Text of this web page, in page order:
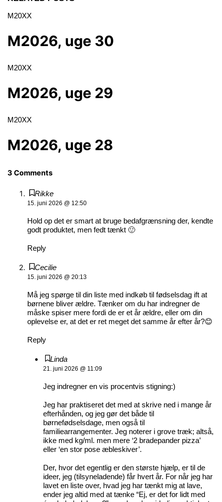
M20XX
M2026, uge 30
M20XX
M2026, uge 29
M20XX
M2026, uge 28
3 Comments
Rikke
15. juni 2026 @ 12:50
Hold op det er smart at bruge bedafgrænsning der, kendte
godt produktet, men fedt tænkt 🙂
Reply
Cecilie
15. juni 2026 @ 20:13
Må jeg spørge til din liste med indkøb til fødselsdag ift at
børnene bliver ældre. Tænker om du har indregner de
måske spiser mere fordi de er et år ældre, eller om din
oplevelse er, at det er ret meget det samme år efter år?😊
Reply
Linda
21. juni 2026 @ 11:09
Jeg indregner en vis procentvis stigning:)
Jeg har praktiseret det med at skrive ned i mange år
efterhånden, og jeg gør det både til
børnefødselsdage, men også til
familiearrangementer. Jeg noterer i grove træk; altså,
ikke med kg/ml. men mere ‘2 bradepander pizza’
eller ‘en stor pose æbleskiver’.
Der, hvor det egentlig er den største hjælp, er til de
ideer, jeg (tilsyneladende) får hvert år. For når jeg har
lavet en liste over, hvad jeg har tænkt mig at lave,
ender jeg altid med at tænke “Ej, er det for lidt med